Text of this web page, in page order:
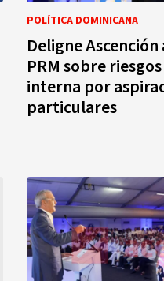
POLÍTICA DOMINICANA
Deligne
PRM sobre
interna por
particulares